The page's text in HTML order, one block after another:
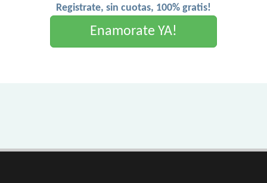
Registrate, sin cuotas, 100% gratis!
Enamorate YA!